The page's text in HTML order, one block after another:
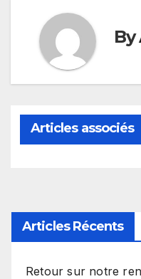
By
Articles associés
Articles Récents
Retour sur notre